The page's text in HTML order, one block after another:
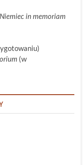
in memoriam
(w